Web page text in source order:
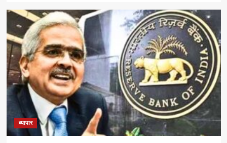
आयकर
विभाग
के
ई-
फाइलिंग
पोर्टल
पर
34.84
लाख
से
अधिक
ऑडिट
रिपोर्ट
व्यापार